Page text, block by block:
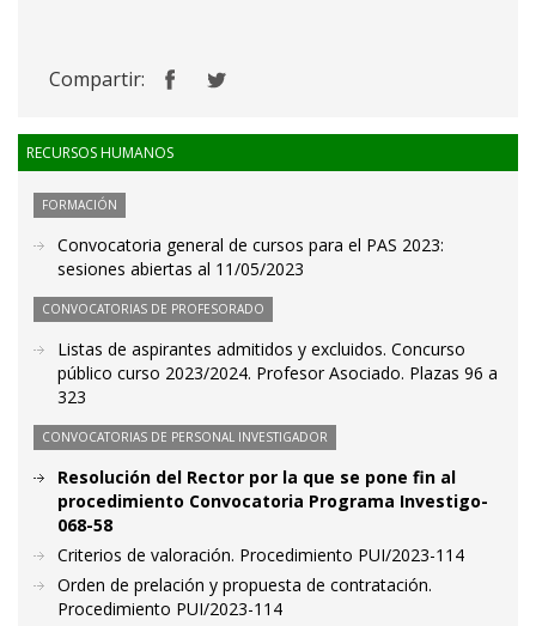
Compartir:
RECURSOS HUMANOS
FORMACIÓN
Convocatoria general de cursos para el PAS 2023:
sesiones abiertas al 11/05/2023
CONVOCATORIAS DE PROFESORADO
Listas de aspirantes admitidos y excluidos. Concurso
público curso 2023/2024. Profesor Asociado. Plazas 96 a
323
CONVOCATORIAS DE PERSONAL INVESTIGADOR
Resolución del Rector por la que se pone fin al
procedimiento Convocatoria Programa Investigo-
068-58
Criterios de valoración. Procedimiento PUI/2023-114
Orden de prelación y propuesta de contratación.
Procedimiento PUI/2023-114